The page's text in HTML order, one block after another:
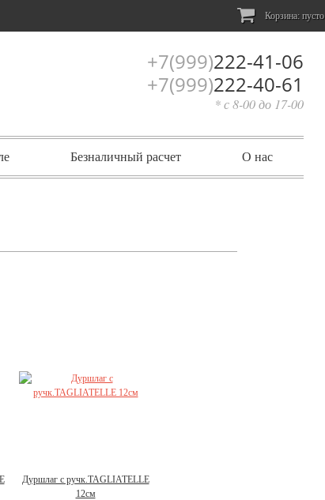
Корзина: пусто
+7(999)222-41-06
+7(999)222-40-61
* с 8-00 до 17-00
Безналичный расчет О нас
Дуршлаг с ручк.TAGLIATELLE
12см